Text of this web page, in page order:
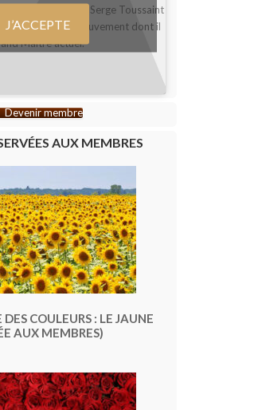
un bref interview, Serge Toussaint
l’A.M.O.R.C., mouvement dont il
Maître actuel.
J’ACCEPTE
Devenir membre
AUX MEMBRES
COULEURS : LE JAUNE
AUX MEMBRES)